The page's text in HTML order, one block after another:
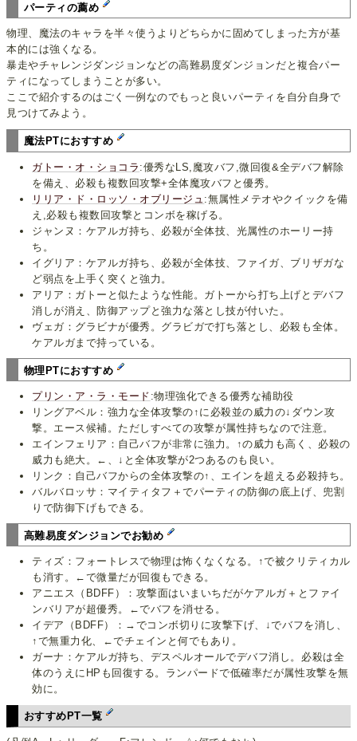
パーティの薦め
物理、魔法のキャラを半々使うよりどちらかに固めてしまった方が基
本的には強くなる。
暴走やチャレンジダンジョンなどの高難易度ダンジョンだと複合パー
ティになってしまうことが多い。
ここで紹介するのはごく一例なのでもっと良いパーティを自分自身で
見つけてみよう。
魔法PTにおすすめ
ガトー・オ・ショコラ :優秀なLS,魔攻バフ,微回復&全デバフ解除
を備え、必殺も複数回攻撃+全体魔攻バフと優秀。
リリア・ド・ロッソ・オブリージュ :無属性メテオやクイックを備
え,必殺も複数回攻撃とコンボを稼げる。
ジャンヌ：ケアルガ持ち、必殺が全体技、光属性のホーリー持
ち。
イグリア：ケアルガ持ち、必殺が全体技、ファイガ、ブリザガな
ど弱点を上手く突くと強力。
アリア：ガトーと似たような性能。ガトーから打ち上げとデバフ
消しが消え、防御アップと強力な落とし技が付いた。
ヴェガ：グラビナが優秀。グラビガで打ち落とし、必殺も全体。
ケアルガまで持っている。
物理PTにおすすめ
プリン・ア・ラ・モード :物理強化できる優秀な補助役
リングアベル：強力な全体攻撃の↑に必殺並の威力の↓ダウン攻
撃。エース候補。ただしすべての攻撃が属性持ちなので注意。
エインフェリア：自己バフが非常に強力。↑の威力も高く、必殺の
威力も絶大。←、↓と全体攻撃が2つあるのも良い。
リンク：自己バフからの全体攻撃の↑、エインを超える必殺持ち。
バルバロッサ：マイティタフ＋でパーティの防御の底上げ、兜割
りで防御下げもできる。
高難易度ダンジョンでお勧め
ティズ：フォートレスで物理は怖くなくなる。↑で被クリティカル
も消す。←で微量だが回復もできる。
アニエス（BDFF）：攻撃面はいまいちだがケアルガ＋とファイ
ンバリアが超優秀。←でバフを消せる。
イデア（BDFF）：→でコンボ切りに攻撃下げ、↓でバフを消し、
↑で無重力化、←でチェインと何でもあり。
ガーナ：ケアルガ持ち、デスペルオールでデバフ消し。必殺は全
体のうえにHPも回復する。ランパードで低確率だが属性攻撃を無
効に。
おすすめPT一覧